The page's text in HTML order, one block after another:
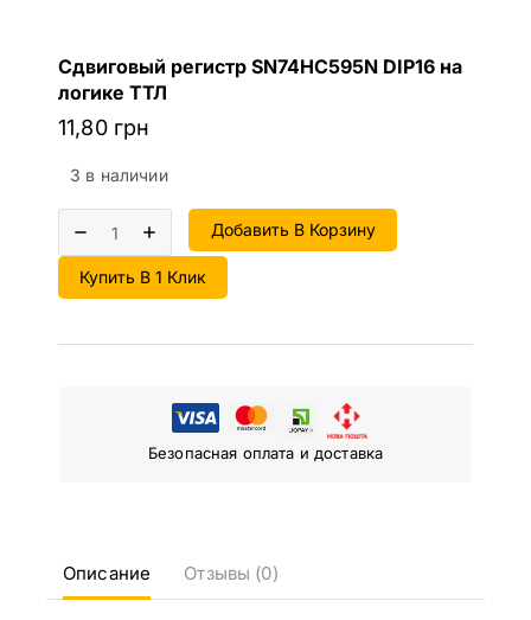
Сдвиговый регистр SN74HC595N DIP16 на
логике ТТЛ
11,80 грн
3 в наличии
Добавить В Корзину
Купить В 1 Клик
Безопасная оплата и доставка
Описание Отзывы (0)